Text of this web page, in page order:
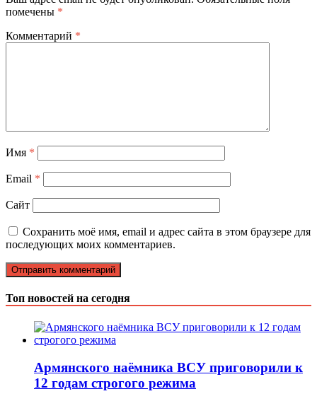
помечены *
Комментарий *
Имя *
Email *
Сайт
Сохранить моё имя, email и адрес сайта в этом браузере для
последующих моих комментариев.
Топ новостей на сегодня
Армянского наёмника ВСУ приговорили к
12 годам строгого режима